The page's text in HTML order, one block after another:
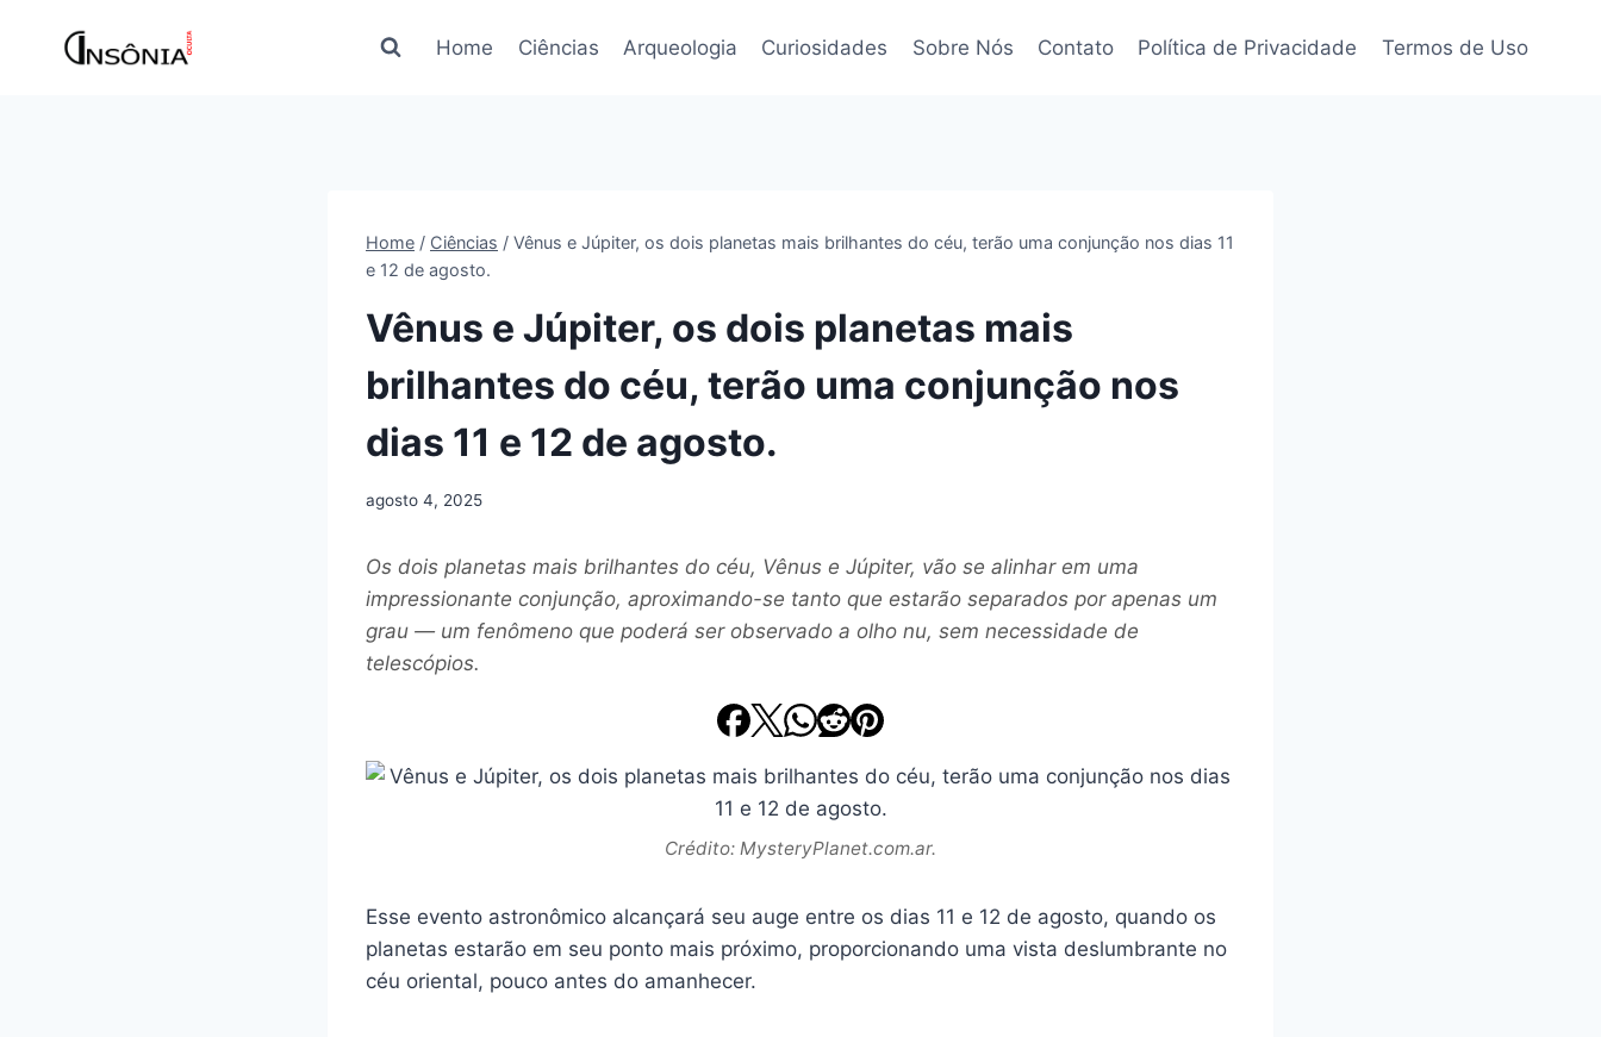
Home Ciências Arqueologia Curiosidades Sobre Nós Contato Política de Privacidade Termos de Uso
Home / Ciências / Vênus e Júpiter, os dois planetas mais brilhantes do céu, terão uma conjunção nos dias 11
e 12 de agosto.
Vênus e Júpiter, os dois planetas mais
brilhantes do céu, terão uma conjunção nos
dias 11 e 12 de agosto.
agosto 4, 2025
Os dois planetas mais brilhantes do céu, Vênus e Júpiter, vão se alinhar em uma
impressionante conjunção, aproximando-se tanto que estarão separados por apenas um
grau — um fenômeno que poderá ser observado a olho nu, sem necessidade de
telescópios.
Crédito: MysteryPlanet.com.ar.
Esse evento astronômico alcançará seu auge entre os dias 11 e 12 de agosto, quando os
planetas estarão em seu ponto mais próximo, proporcionando uma vista deslumbrante no
céu oriental, pouco antes do amanhecer.